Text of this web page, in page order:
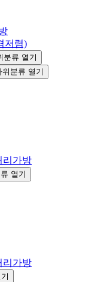
저렴)
분류 열기
분류 열기
리가방
열기
리가방